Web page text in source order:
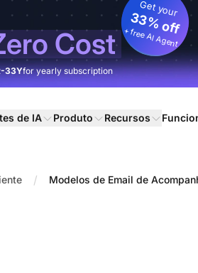
Cost
Get your
33% off
+ free AI Agent
33Yfor yearly subscription
de IA Produto Recursos
/ Modelos de Email de